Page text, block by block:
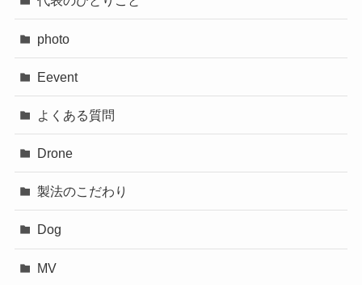
photo
Eevent
よくある質問
Drone
製法のこだわり
Dog
MV